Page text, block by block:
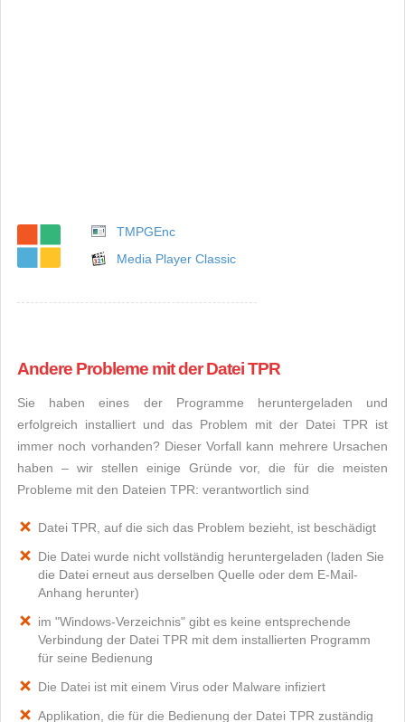
TMPGEnc
Media Player Classic
Andere Probleme mit der Datei TPR
Sie haben eines der Programme heruntergeladen und
erfolgreich installiert und das Problem mit der Datei TPR ist
immer noch vorhanden? Dieser Vorfall kann mehrere Ursachen
haben – wir stellen einige Gründe vor, die für die meisten
Probleme mit den Dateien TPR: verantwortlich sind
Datei TPR, auf die sich das Problem bezieht, ist beschädigt
Die Datei wurde nicht vollständig heruntergeladen (laden Sie
die Datei erneut aus derselben Quelle oder dem E-Mail-
Anhang herunter)
im "Windows-Verzeichnis" gibt es keine entsprechende
Verbindung der Datei TPR mit dem installierten Programm
für seine Bedienung
Die Datei ist mit einem Virus oder Malware infiziert
Applikation, die für die Bedienung der Datei TPR zuständig